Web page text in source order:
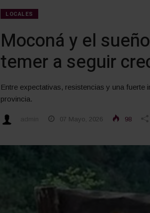
LOCALES
Moconá y el
temer a seguir
Entre expectativas, resistencias y una fuerte
provincia.
07 Mayo, 2026 98